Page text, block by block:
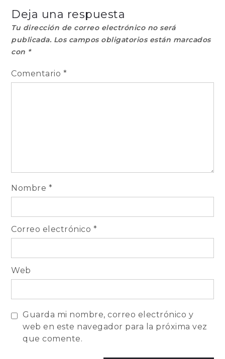
entradas
Deja una respuesta
Tu dirección de correo electrónico no será
publicada. Los campos obligatorios están marcados
con *
Comentario *
Nombre *
Correo electrónico *
Web
Guarda mi nombre, correo electrónico y
web en este navegador para la próxima vez
que comente.